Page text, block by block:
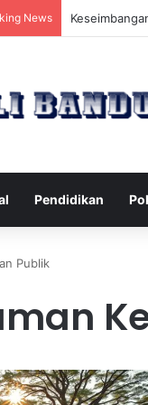
News Manfaat
Pendidikan
Publik